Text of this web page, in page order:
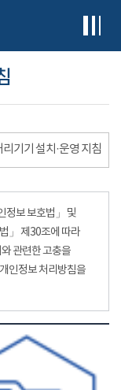
기기 설치·운영 지침
정보 보호법」 및
」 제30조에 따라
관련한 고충을
인정보 처리방침을